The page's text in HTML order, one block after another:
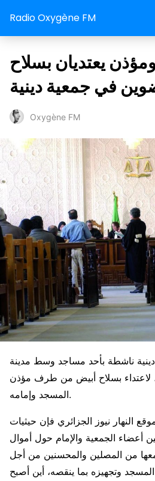
Radio Oxygène FM
يعتديان بسلاح
في جمعية دينية
Oxygène FM
ناشطة بأحد مساجد وسط مدينة
لاعتداء بسلاح أبيض من طرف مؤذن
المسجد وإمامه.
النهار نيوز الجزائري فإن حيثيات
أعضاء الجمعية والإمام حول أموال
من المصلين والمحسنين من أجل
وتجهيزه بما ينقصه، أين أصبح